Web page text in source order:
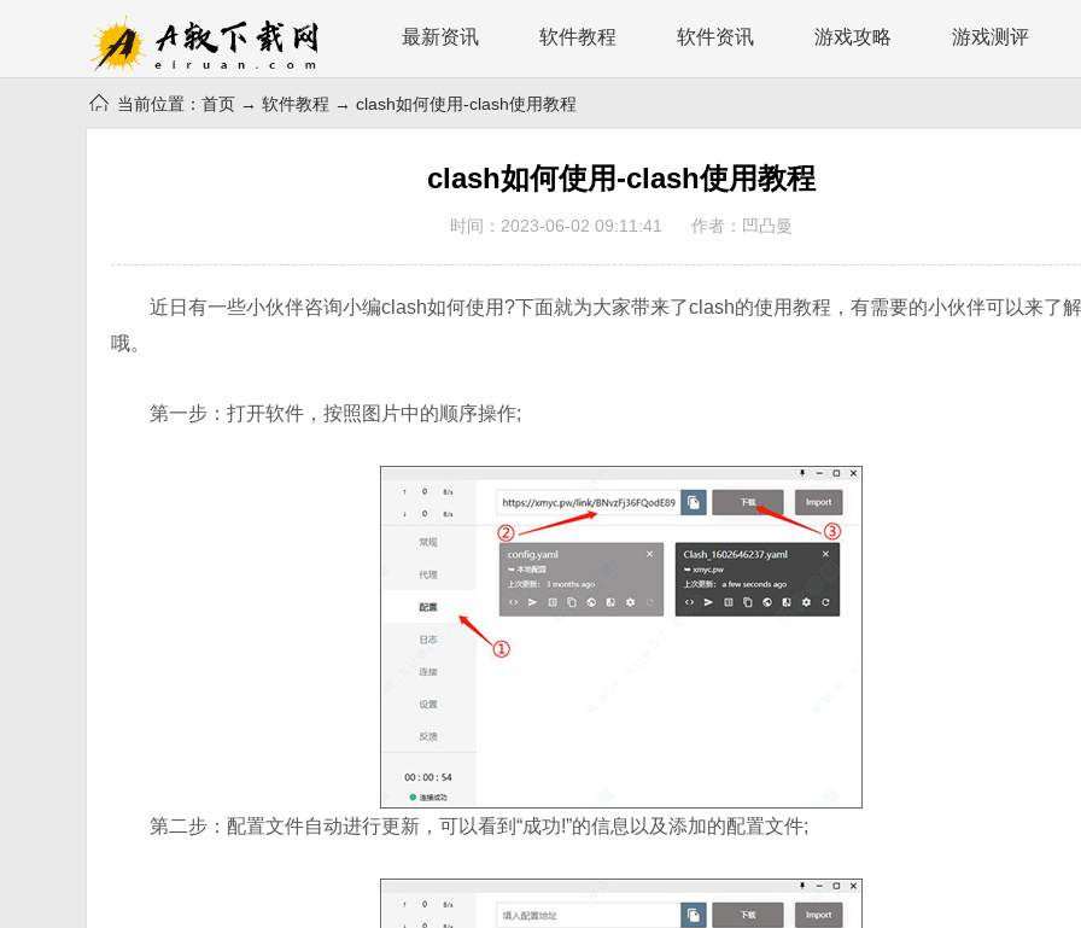
最新资讯 软件教程 软件资讯 游戏攻略 游戏测评
当前位置： 首页 → 软件教程 → clash如何使用-clash使用教程
clash如何使用-clash使用教程
时间：2023-06-02 09:11:41 作者：凹凸曼
近日有一些小伙伴咨询小编clash如何使用?下面就为大家带来了clash的使用教程，有需要的小伙伴可以来了
哦。
第一步：打开软件，按照图片中的顺序操作;
第二步：配置文件自动进行更新，可以看到“成功!”的信息以及添加的配置文件;